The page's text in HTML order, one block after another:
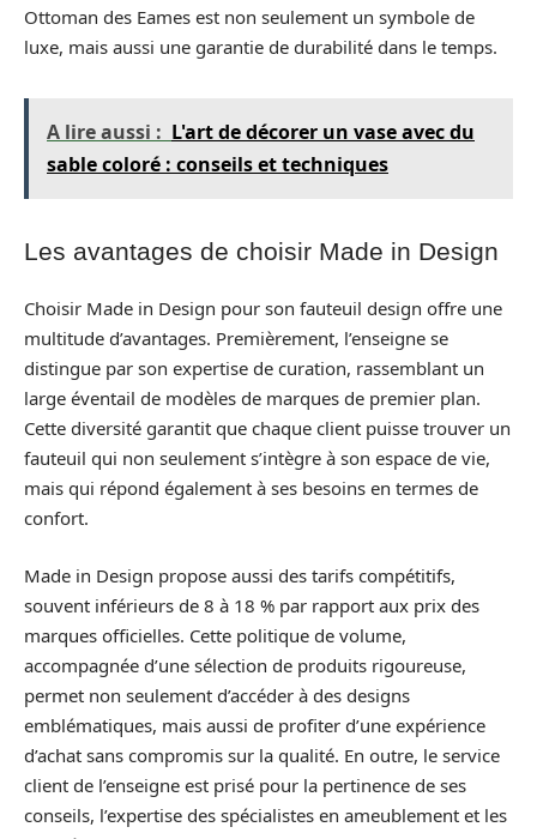
Ottoman des Eames est non seulement un symbole de
luxe, mais aussi une garantie de durabilité dans le temps.
A lire aussi : L'art de décorer un vase avec du
sable coloré : conseils et techniques
Les avantages de choisir Made in Design
Choisir Made in Design pour son fauteuil design offre une
multitude d’avantages. Premièrement, l’enseigne se
distingue par son expertise de curation, rassemblant un
large éventail de modèles de marques de premier plan.
Cette diversité garantit que chaque client puisse trouver un
fauteuil qui non seulement s’intègre à son espace de vie,
mais qui répond également à ses besoins en termes de
confort.
Made in Design propose aussi des tarifs compétitifs,
souvent inférieurs de 8 à 18 % par rapport aux prix des
marques officielles. Cette politique de volume,
accompagnée d’une sélection de produits rigoureuse,
permet non seulement d’accéder à des designs
emblématiques, mais aussi de profiter d’une expérience
d’achat sans compromis sur la qualité. En outre, le service
client de l’enseigne est prisé pour la pertinence de ses
conseils, l’expertise des spécialistes en ameublement et les